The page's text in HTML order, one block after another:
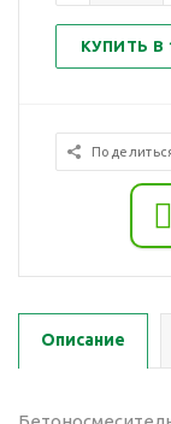
КУПИТЬ В
Описание